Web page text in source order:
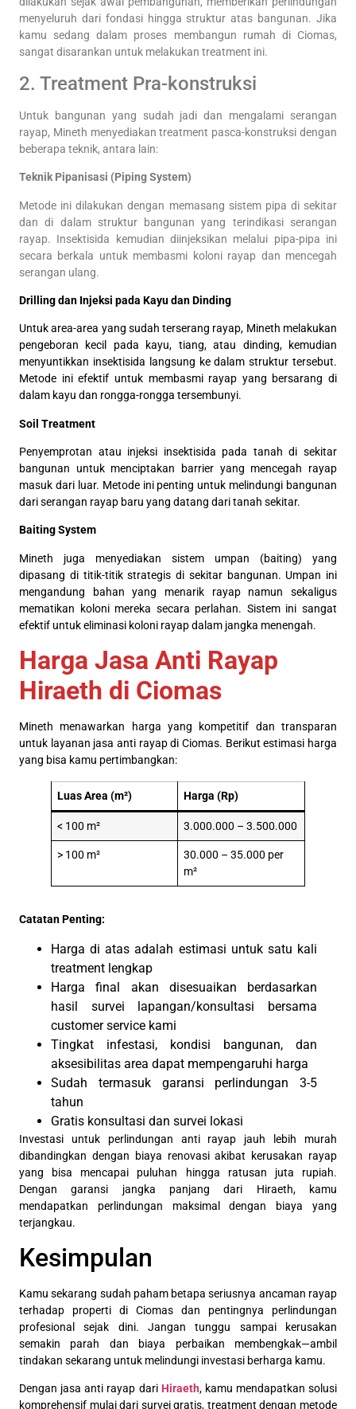
menyeluruh dari fondasi hingga struktur atas bangunan. Jika
kamu sedang dalam proses membangun rumah di Ciomas,
sangat disarankan untuk melakukan treatment ini.
2. Treatment Pra-konstruksi
Untuk bangunan yang sudah jadi dan mengalami serangan
rayap, Mineth menyediakan treatment pasca-konstruksi dengan
beberapa teknik, antara lain:
Teknik Pipanisasi (Piping System)
Metode ini dilakukan dengan memasang sistem pipa di sekitar
dan di dalam struktur bangunan yang terindikasi serangan
rayap. Insektisida kemudian diinjeksikan melalui pipa-pipa ini
secara berkala untuk membasmi koloni rayap dan mencegah
serangan ulang.
Drilling dan Injeksi pada Kayu dan Dinding
Untuk area-area yang sudah terserang rayap, Mineth melakukan
pengeboran kecil pada kayu, tiang, atau dinding, kemudian
menyuntikkan insektisida langsung ke dalam struktur tersebut.
Metode ini efektif untuk membasmi rayap yang bersarang di
dalam kayu dan rongga-rongga tersembunyi.
Soil Treatment
Penyemprotan atau injeksi insektisida pada tanah di sekitar
bangunan untuk menciptakan barrier yang mencegah rayap
masuk dari luar. Metode ini penting untuk melindungi bangunan
dari serangan rayap baru yang datang dari tanah sekitar.
Baiting System
Mineth juga menyediakan sistem umpan (baiting) yang
dipasang di titik-titik strategis di sekitar bangunan. Umpan ini
mengandung bahan yang menarik rayap namun sekaligus
mematikan koloni mereka secara perlahan. Sistem ini sangat
efektif untuk eliminasi koloni rayap dalam jangka menengah.
Harga Jasa Anti Rayap
Hiraeth di Ciomas
Mineth menawarkan harga yang kompetitif dan transparan
untuk layanan jasa anti rayap di Ciomas. Berikut estimasi harga
yang bisa kamu pertimbangkan:
Luas Area (m²) Harga (Rp)
< 100 m² 3.000.000 – 3.500.000
> 100 m²
30.000 – 35.000 per
m²
Catatan Penting:
Harga di atas adalah estimasi untuk satu kali
treatment lengkap
Harga final akan disesuaikan berdasarkan
hasil survei lapangan/konsultasi bersama
customer service kami
Tingkat infestasi, kondisi bangunan, dan
aksesibilitas area dapat mempengaruhi harga
Sudah termasuk garansi perlindungan 3-5
tahun
Gratis konsultasi dan survei lokasi
Investasi untuk perlindungan anti rayap jauh lebih murah
dibandingkan dengan biaya renovasi akibat kerusakan rayap
yang bisa mencapai puluhan hingga ratusan juta rupiah.
Dengan garansi jangka panjang dari Hiraeth, kamu
mendapatkan perlindungan maksimal dengan biaya yang
terjangkau.
Kesimpulan
Kamu sekarang sudah paham betapa seriusnya ancaman rayap
terhadap properti di Ciomas dan pentingnya perlindungan
profesional sejak dini. Jangan tunggu sampai kerusakan
semakin parah dan biaya perbaikan membengkak—ambil
tindakan sekarang untuk melindungi investasi berharga kamu.
Dengan jasa anti rayap dari Hiraeth, kamu mendapatkan solusi
komprehensif mulai dari survei gratis, treatment dengan metode